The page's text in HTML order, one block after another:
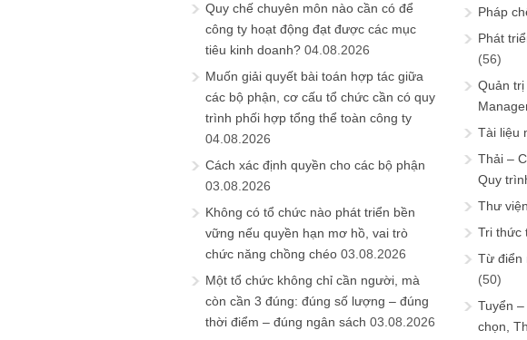
Quy chế chuyên môn nào cần có để
công ty hoạt động đạt được các mục
tiêu kinh doanh? 04.08.2026
Muốn giải quyết bài toán hợp tác giữa
các bộ phận, cơ cấu tổ chức cần có quy
trình phối hợp tổng thể toàn công ty
04.08.2026
Cách xác định quyền cho các bộ phận
03.08.2026
Không có tổ chức nào phát triển bền
vững nếu quyền hạn mơ hồ, vai trò
chức năng chồng chéo 03.08.2026
Một tổ chức không chỉ cần người, mà
còn cần 3 đúng: đúng số lượng – đúng
thời điểm – đúng ngân sách 03.08.2026
Pháp
Phát
(56)
Quản
Tài liệu
Thải –
Quy
Thư
Tri thức
Từ điển
(50)
Tuyển
chọn,